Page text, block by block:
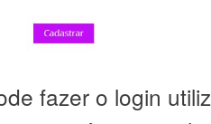
fazer o login